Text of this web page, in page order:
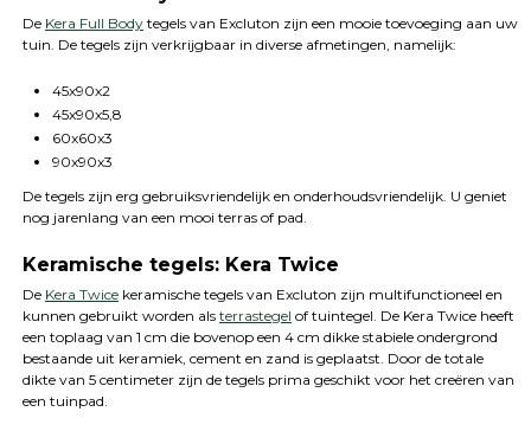
De Kera Full Bodytegels van Excluton zijn een mooie toevoeging aan uw
tuin. De tegels zijn verkrijgbaar in diverse afmetingen, namelijk:
45x90x2
45x90x5,8
60x60x3
90x90x3
De tegels zijn erg gebruiksvriendelijk en onderhoudsvriendelijk. U geniet
nog jarenlang van een mooi terras of pad.
Keramische tegels: Kera Twice
De Kera Twicekeramische tegels van Excluton zijn multifunctioneel en
kunnen gebruikt worden als terrastegel of tuintegel. De Kera Twice heeft
een toplaag van 1 cm die bovenop een 4 cm dikke stabiele ondergrond
bestaande uit keramiek, cement en zand is geplaatst. Door de totale
dikte van 5 centimeter zijn de tegels prima geschikt voor het creëren van
een tuinpad.